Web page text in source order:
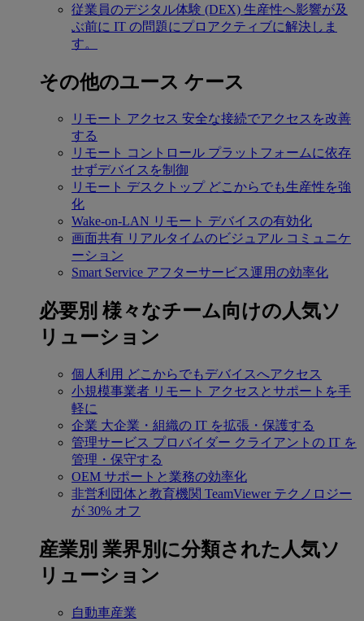
従業員のデジタル体験 (DEX) 生産性へ影響が及
ぶ前に IT の問題にプロアクティブに解決しま
す。
その他のユース ケース
リモート アクセス 安全な接続でアクセスを改善
する
リモート コントロール プラットフォームに依存
せずデバイスを制御
リモート デスクトップ どこからでも生産性を強
化
Wake-on-LAN リモート デバイスの有効化
画面共有 リアルタイムのビジュアル コミュニケ
ーション
Smart Service アフターサービス運用の効率化
必要別 様々なチーム向けの人気ソ
リューション
個人利用 どこからでもデバイスへアクセス
小規模事業者 リモート アクセスとサポートを手
軽に
企業 大企業・組織の IT を拡張・保護する
管理サービス プロバイダー クライアントの IT を
管理・保守する
OEM サポートと業務の効率化
非営利団体と教育機関 TeamViewer テクノロジー
が 30% オフ
産業別 業界別に分類された人気ソ
リューション
自動車産業